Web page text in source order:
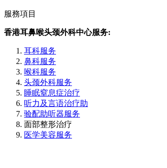
服務項目
香港耳鼻喉头颈外科中心服务:
耳科服务
鼻科服务
喉科服务
头颈外科服务
睡眠窒息症治疗
听力及言语治疗助
验配助听器服务
面部整形治疗
医学美容服务